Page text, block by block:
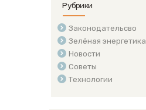
Рубрики
Законодательсво
Зелёная энергетика
Новости
Советы
Технологии